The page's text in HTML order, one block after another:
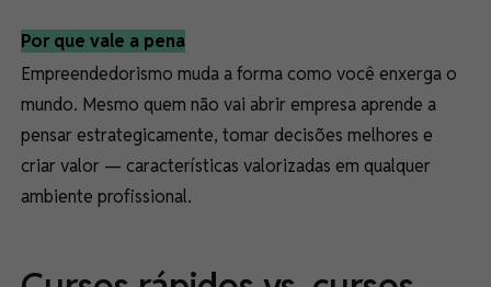
Por que vale a pena
Empreendedorismo muda a forma como você enxerga o
mundo. Mesmo quem não vai abrir empresa aprende a
pensar estrategicamente, tomar decisões melhores e
criar valor — características valorizadas em qualquer
ambiente profissional.